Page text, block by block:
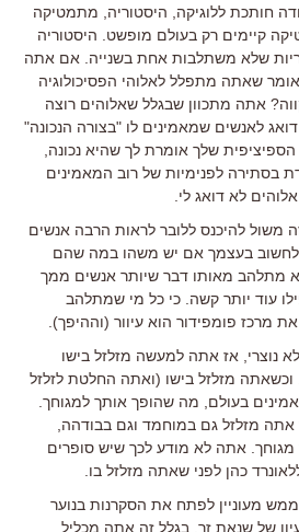
חותכת ללוגיקה, היסטוריה, מתמטיקה
קיימים רק בעולם מופשט. היסטוריה
שלא משתלבות אחת בשנייה. אם אתה
שאתה מתפלל לאלוהי הפסיכולוגיה
אתה מתכוון שבגלל שאלוהים רוצה
לאנשים שמאמינים לו "בצורה הנכונה"
שלך אומרת לך שהיא נכונה,
בסתירה לפנימיות של רוב המאמינים
לא דואג לי.
משול להיכנס ללובר לראות הרבה אנשים
לחשוב בעצמך אם יש משהו במה שהם
מתלהב מאותו דבר שיותר אנשים ממך
עוד יותר קשה. כי כל מי שמתלהב
מרכז פומפידור הוא עיוור (וההיפך).
נוצרי, אז אתה למעשה מזלזל בישו
וכשאתה מזלזל בישו (ואתה החלטת לזלזל
בעולם, מה שהופך אותך למגוחך.
מזלזל גם במוחמד וגם בבודהה,
מגוחך. אתה לא מודע לכך שיש סופרים
כהן לפני שאתה מזלזל בו.
מעוניין לפתח את הסקרנות בנוער
של שנאת זר. בגלל זה אתה מכליל